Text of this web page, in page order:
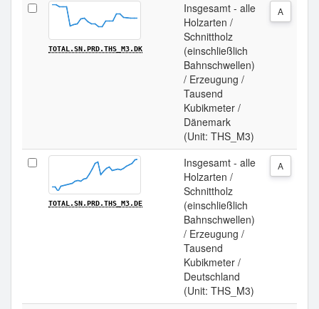
TOTAL.SN.PRD.THS_M3.DK
Insgesamt - alle
Holzarten /
Schnittholz
(einschließlich
Bahnschwellen)
/ Erzeugung /
Tausend
Kubikmeter /
Dänemark
(Unit: THS_M3)
A
TOTAL.SN.PRD.THS_M3.DE
Insgesamt - alle
Holzarten /
Schnittholz
(einschließlich
Bahnschwellen)
/ Erzeugung /
Tausend
Kubikmeter /
Deutschland
(Unit: THS_M3)
A